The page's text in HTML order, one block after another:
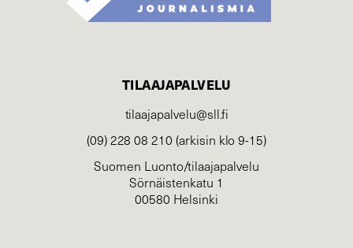
TILAAJAPALVELU
tilaajapalvelu@sll.fi
(09) 228 08 210 (arkisin klo 9-15)
Suomen Luonto/tilaajapalvelu
Sörnäistenkatu 1
00580 Helsinki